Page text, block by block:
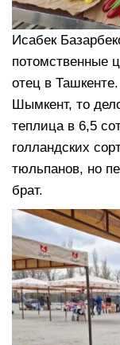
Исабек
потомственные
отец в
Шымкент, то
теплица в 6,5
голландских
тюльпанов, но
брат.